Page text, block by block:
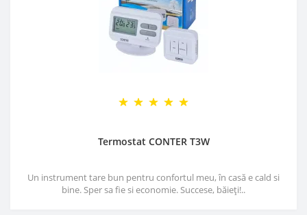
Termostat CONTER T3W
Un instrument tare bun pentru confortul meu, în casă e cald si
bine. Sper sa fie si economie. Succese, băieți!..